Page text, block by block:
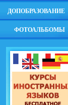
ДОПОБРАЗОВАНИЕ
ФОТОАЛЬБОМЫ